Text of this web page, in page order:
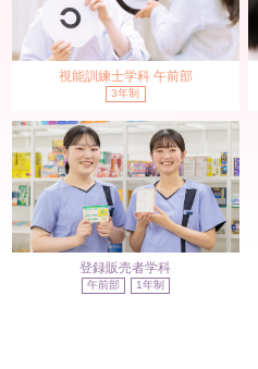
視能訓練士学科 午前部
3年制
登録販売者学科
午前部 1年制